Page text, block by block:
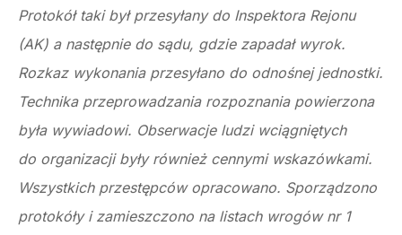
Protokół taki był przesyłany do Inspektora Rejonu
(AK) a następnie do sądu, gdzie zapadał wyrok.
Rozkaz wykonania przesyłano do odnośnej jednostki.
Technika przeprowadzania rozpoznania powierzona
była wywiadowi. Obserwacje ludzi wciągniętych
do organizacji były również cennymi wskazówkami.
Wszystkich przestępców opracowano. Sporządzono
protokóły i zamieszczono na listach wrogów nr 1